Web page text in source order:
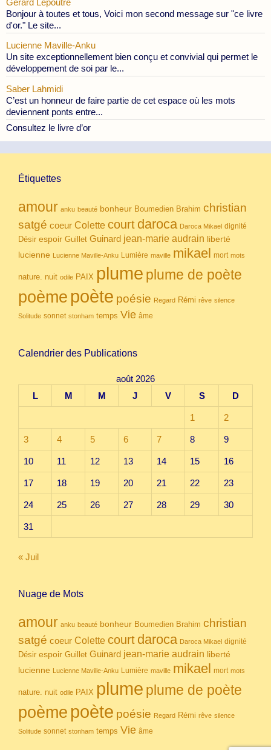
Bonjour à toutes et tous, Voici mon second message sur "ce livre
d'or." Le site...
Lucienne Maville-Anku
Un site exceptionnellement bien conçu et convivial qui permet le
développement de soi par le...
Saber Lahmidi
C’est un honneur de faire partie de cet espace où les mots
deviennent ponts entre...
Consultez le livre d’or
Étiquettes
amour anku beauté bonheur Boumedien Brahim christian
satgé coeur Colette court daroca Daroca Mikael dignité
Désir espoir Guillet Guinard jean-marie audrain liberté
lucienne Lucienne Maville-Anku Lumière maville mikael mort mots
nature. nuit odile PAIX plume plume de poète
poème poète poésie Regard Rémi rêve silence
Solitude sonnet stonham temps Vie âme
Calendrier des Publications
août 2026
L
M M J V S D
1 2
3 4 5 6 7 8 9
10 11 12 13 14 15 16
17 18 19 20 21 22 23
24 25 26 27 28 29 30
31
« Juil
Nuage de Mots
amour anku beauté bonheur Boumedien Brahim christian
satgé coeur Colette court daroca Daroca Mikael dignité
Désir espoir Guillet Guinard jean-marie audrain liberté
lucienne Lucienne Maville-Anku Lumière maville mikael mort mots
nature. nuit odile PAIX plume plume de poète
poème poète poésie Regard Rémi rêve silence
Solitude sonnet stonham temps Vie âme